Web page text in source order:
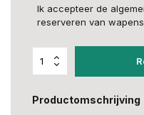
Ik accepteer de
reserveren van
Productomschrijving